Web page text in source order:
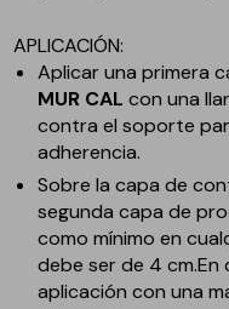
APLICACIÓN:
Aplicar una primera
MUR CAL con una
contra el soporte
adherencia.
Sobre la capa de
segunda capa de
como mínimo en
debe ser de 4 cm.En
aplicación con una